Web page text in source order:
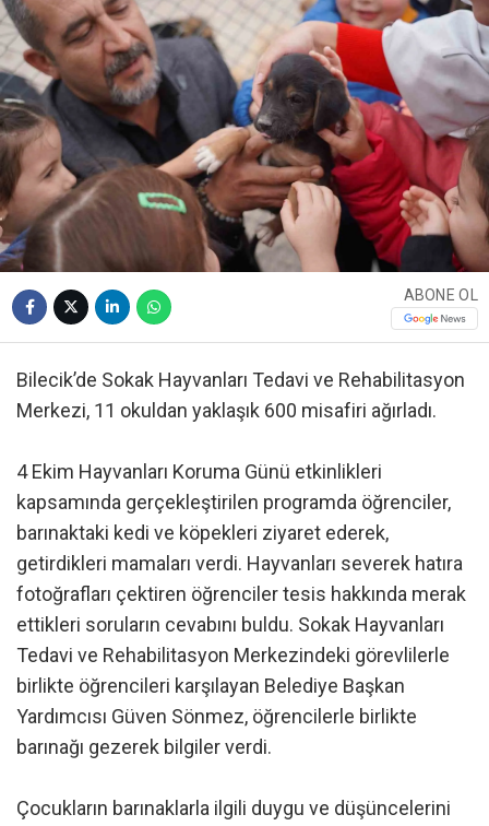
ABONE OL
Bilecik’de Sokak Hayvanları Tedavi ve Rehabilitasyon
Merkezi, 11 okuldan yaklaşık 600 misafiri ağırladı.
4 Ekim Hayvanları Koruma Günü etkinlikleri
kapsamında gerçekleştirilen programda öğrenciler,
barınaktaki kedi ve köpekleri ziyaret ederek,
getirdikleri mamaları verdi. Hayvanları severek hatıra
fotoğrafları çektiren öğrenciler tesis hakkında merak
ettikleri soruların cevabını buldu. Sokak Hayvanları
Tedavi ve Rehabilitasyon Merkezindeki görevlilerle
birlikte öğrencileri karşılayan Belediye Başkan
Yardımcısı Güven Sönmez, öğrencilerle birlikte
barınağı gezerek bilgiler verdi.
Çocukların barınaklarla ilgili duygu ve düşüncelerini